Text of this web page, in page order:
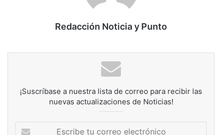
Redacción Noticia y Punto
¡Suscríbase a nuestra lista de correo para recibir las
nuevas actualizaciones de Noticias!